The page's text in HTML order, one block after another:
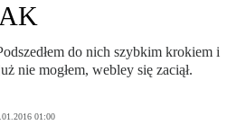
do nich szybkim krokiem i
nie mogłem, webley się zaciął.
01:00